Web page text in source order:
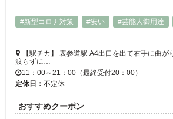
#新型コロナ対策
#安い #芸能人御用達
【駅チカ】 表参道駅 A4出口を出て右手に曲が
渡らずに…
11：00～21：00（最終受付20：00）
定休日： 不定休
おすすめクーポン